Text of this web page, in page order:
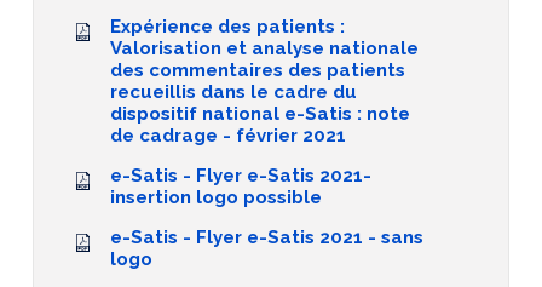
Expérience des patients :
Valorisation et analyse nationale
des commentaires des patients
recueillis dans le cadre du
dispositif national e-Satis : note
de cadrage - février 2021
e-Satis - Flyer e-Satis 2021-
insertion logo possible
e-Satis - Flyer e-Satis 2021 - sans
logo